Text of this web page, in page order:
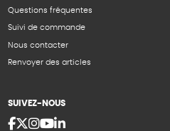
Questions fréquentes
Suivi de commande
Nous contacter
Renvoyer des articles
SUIVEZ-NOUS